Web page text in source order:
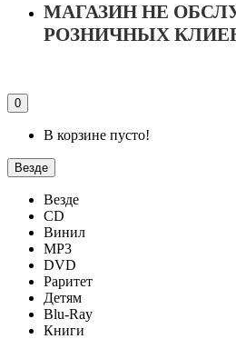
МАГАЗИН НЕ
РОЗНИЧНЫХ
0
В корзине пусто!
Везде
Везде
CD
Винил
MP3
DVD
Раритет
Детям
Blu-Ray
Книги